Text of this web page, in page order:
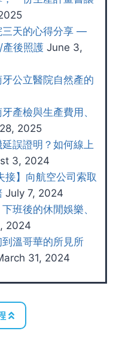
三天的心得分享 —
後照護 June 3,
牙公立醫院自然產的
產檢與生產費用、
2025
誤證明？如何線上
3, 2024
接】向航空公司索取
July 7, 2024
班後的休閒娛樂、
2024
到溫哥華的所見所
31, 2024